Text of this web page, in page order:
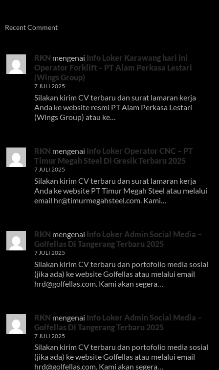
Recent Comment
RKN mengenai Info Loker Karawang hari ini
Operator Forklift – PT Alam Perkasa Lestari
(Wings Group)
7 JULI 2025
Silakan kirim CV terbaru dan surat lamaran kerja
Anda ke website resmi PT Alam Perkasa Lestari
(Wings Group) atau ke…
RKN mengenai Info Loker Operator CNC – PT
Timur Megah Steel Di Gresik Terbaru 2025
7 JULI 2025
Silakan kirim CV terbaru dan surat lamaran kerja
Anda ke website PT Timur Megah Steel atau melalui
email hr@timurmegahsteel.com. Kami…
RKN mengenai Info Loker Admin Social Media –
Golfellas Di Tangerang Terbaru 2025
7 JULI 2025
Silakan kirim CV terbaru dan portofolio media sosial
(jika ada) ke website Golfellas atau melalui email
hrd@golfellas.com . Kami akan segera…
RKN mengenai Info Loker Admin Social Media –
Golfellas Di Tangerang Terbaru 2025
7 JULI 2025
Silakan kirim CV terbaru dan portofolio media sosial
(jika ada) ke website Golfellas atau melalui email
hrd@golfellas.com. Kami akan segera…